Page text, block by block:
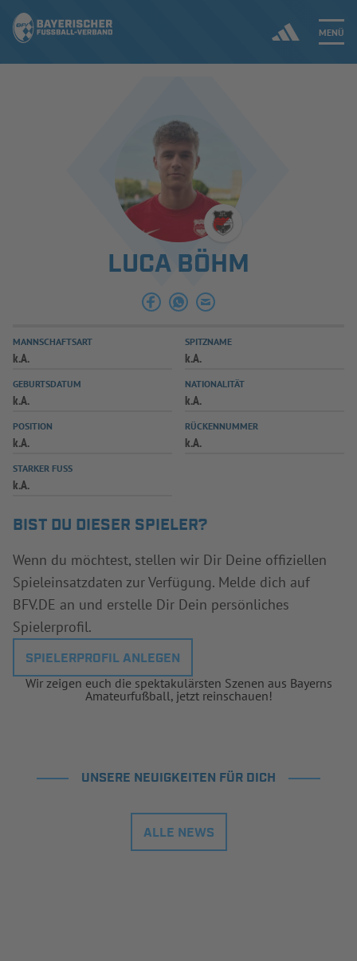
MENÜ
ERGEBNISSE & WETTBEWERBE
SPIELBETRIEB & VERBANDSLEBEN
AUSBILDUNG & FÖRDERUNG
SPIELPLUS
LUCA BÖHM
MANNSCHAFTSART
k.A.
SPITZNAME
k.A.
GEBURTSDATUM
k.A.
NATIONALITÄT
k.A.
POSITION
k.A.
RÜCKENNUMMER
k.A.
STARKER FUSS
k.A.
BIST DU DIESER SPIELER?
Wenn du möchtest, stellen wir Dir Deine offiziellen
Spieleinsatzdaten zur Verfügung. Melde dich auf
BFV.DE an und erstelle Dir Dein persönliches
Spielerprofil.
SPIELERPROFIL ANLEGEN
Wir zeigen euch die spektakulärsten Szenen aus Bayerns
Amateurfußball, jetzt reinschauen!
UNSERE NEUIGKEITEN FÜR DICH
ALLE NEWS